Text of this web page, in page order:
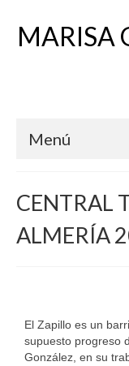
MARISA
Menú
CENTRAL
ALMERÍA
El Zapillo es un
supuesto progreso
González, en su